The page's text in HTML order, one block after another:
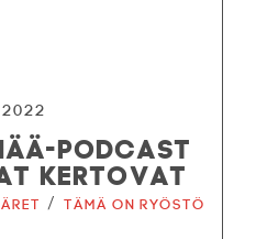
PODCAST
KERTOVAT
/ Tämä on ryöstö